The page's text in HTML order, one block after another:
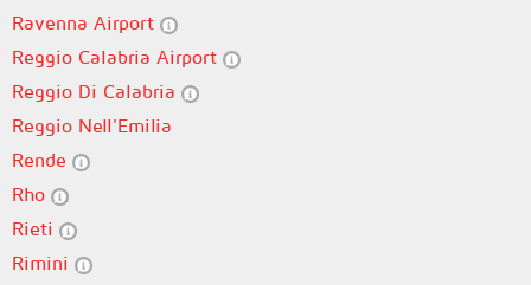
Ravenna Airport
Reggio Calabria Airport
Reggio Di Calabria
Reggio Nell'Emilia
Rende
Rho
Rieti
Rimini